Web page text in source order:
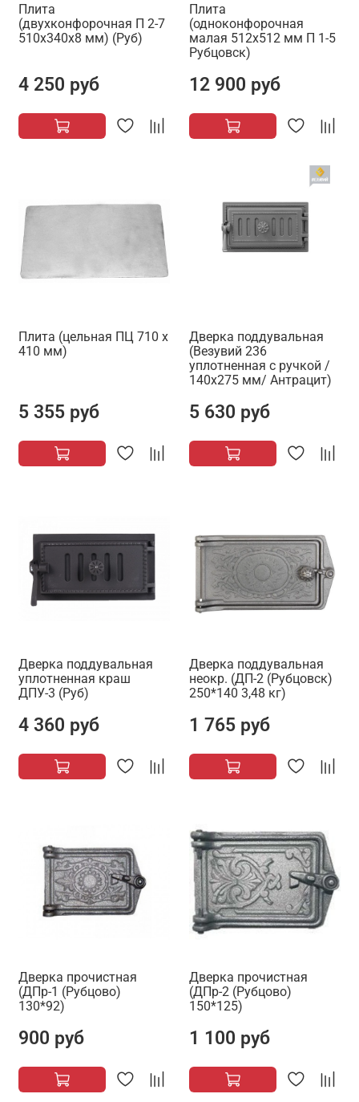
Плита
(двухконфорочная П 2-7
510x340x8 мм) (Руб)
4 250 руб
Плита
(одноконфорочная
малая 512x512 мм П 1-5
Рубцовск)
12 900 руб
Плита (цельная ПЦ 710 х
410 мм)
5 355 руб
Дверка поддувальная
(Везувий 236
уплотненная с ручкой /
140x275 мм/ Антрацит)
5 630 руб
Дверка поддувальная
уплотненная краш
ДПУ-3 (Руб)
4 360 руб
Дверка поддувальная
неокр. (ДП-2 (Рубцовск)
250*140 3,48 кг)
1 765 руб
Дверка прочистная
(ДПр-1 (Рубцово)
130*92)
900 руб
Дверка прочистная
(ДПр-2 (Рубцово)
150*125)
1 100 руб